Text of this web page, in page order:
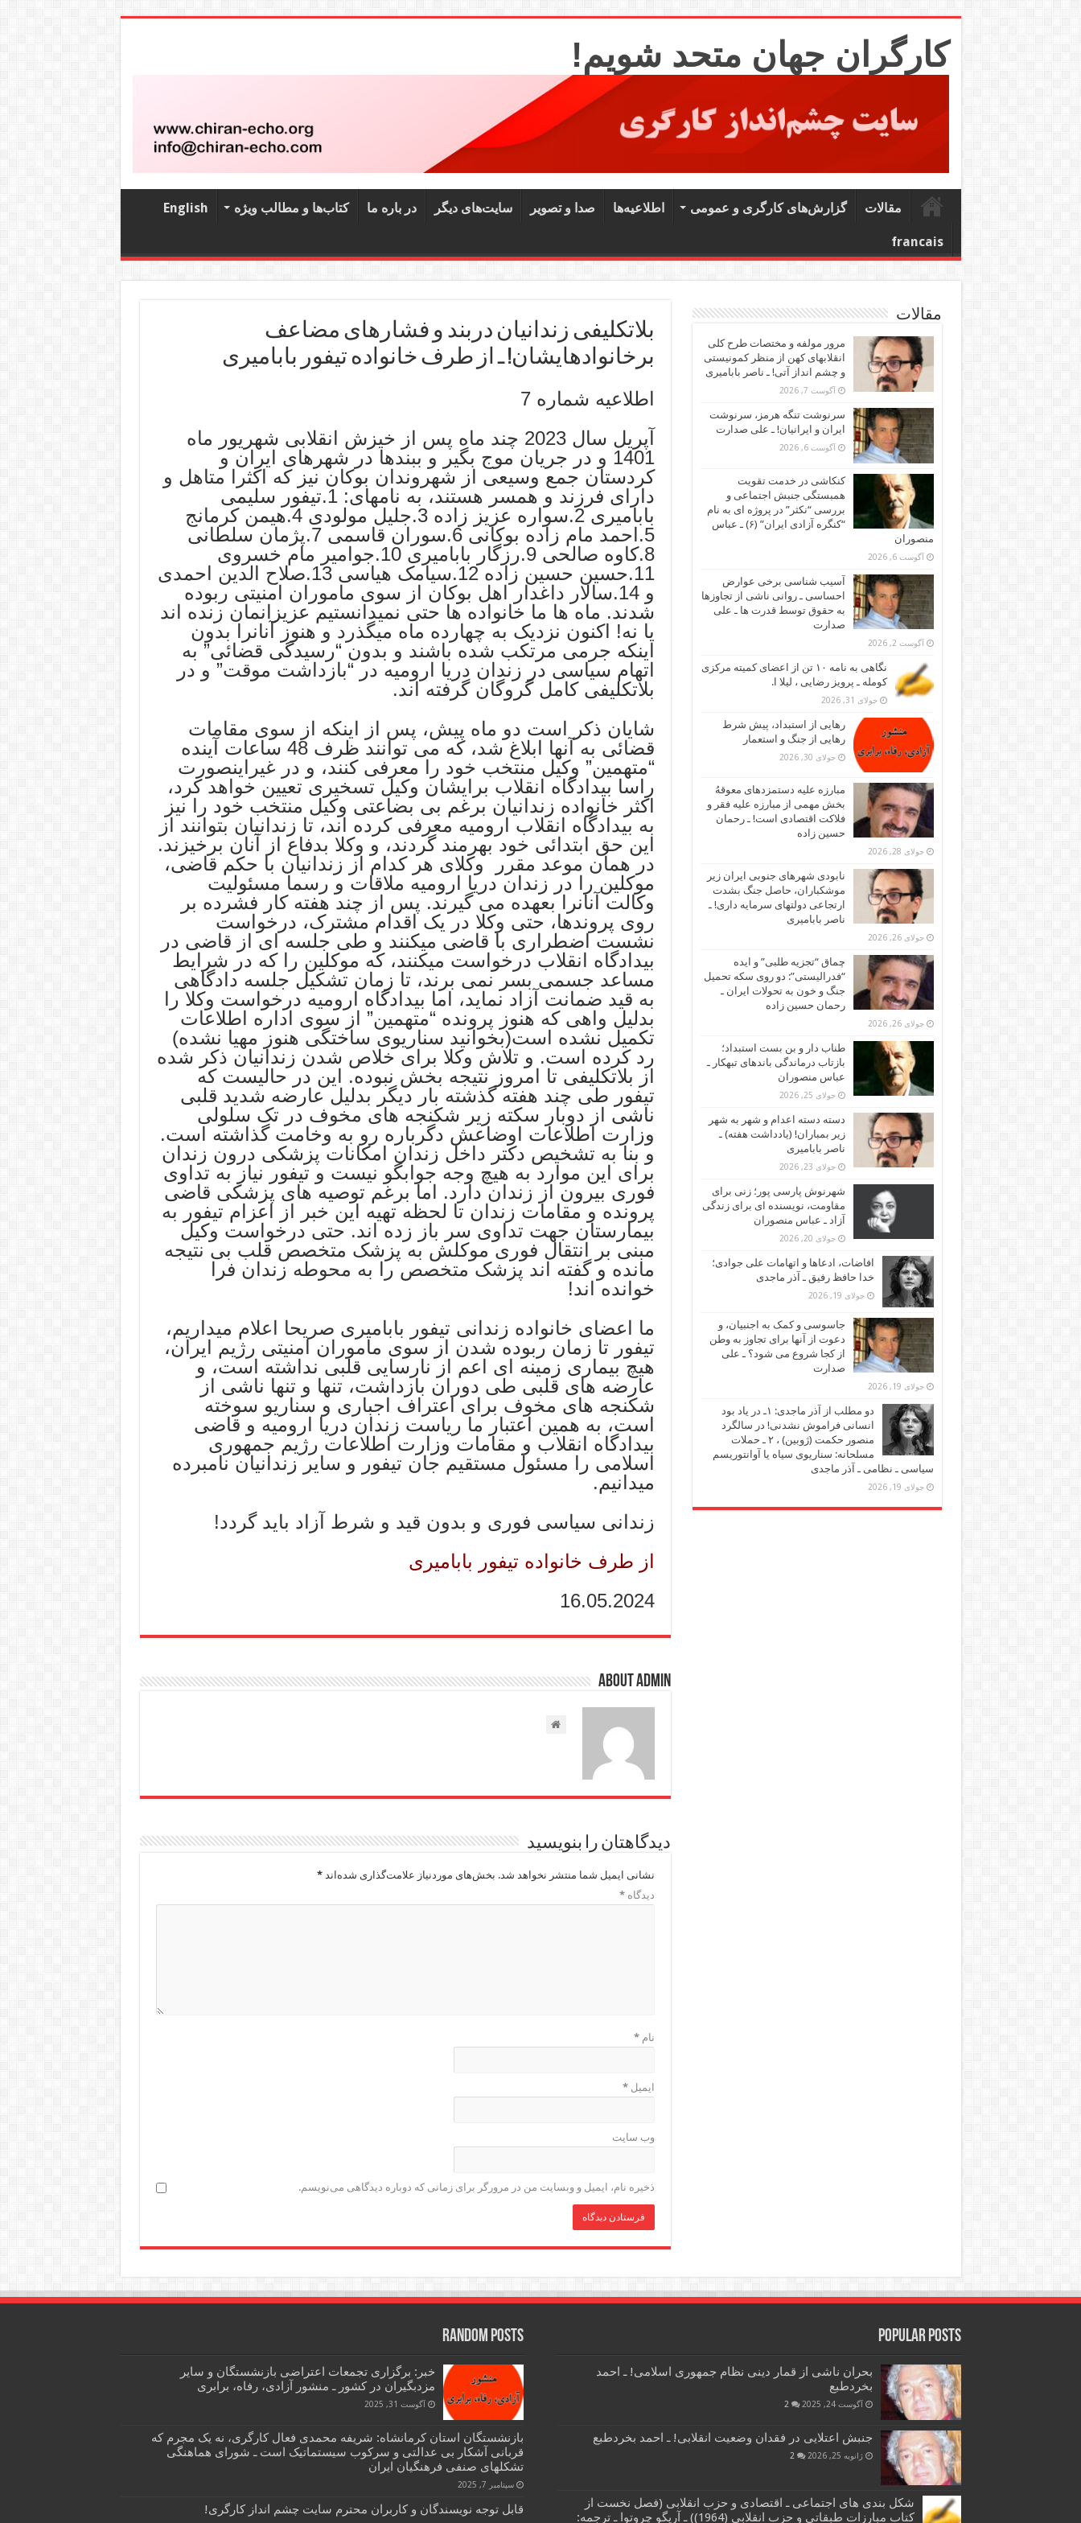
کارگران جهان متحد شویم!
مقالات گزارش‌های کارگری و عمومی اطلاعیه‌ها صدا و تصویر سایت‌های دیگر در باره ما کتاب‌‌ها و مطالب ویژه English
francais
بلاتکلیفی زندانیان دربند و فشارهای مضاعف
برخانوادهایشان! ـ از طرف خانواده تیفور بابامیری
اطلاعیه شماره 7
آپریل سال 2023 چند ماه پس از خیزش انقلابی شهریور ماه
1401 و در جریان موج بگیر و ببندها در شهرهای ایران و
کردستان جمع وسیعی از شهروندان بوکان نیز که اکثرا متاهل و
دارای فرزند و همسر هستند، به نامهای: 1.تیفور سلیمی
بابامیری 2.سواره عزیز زاده 3.جلیل مولودی 4.هیمن کرمانج
5.احمد مام زاده بوکانی 6.سوران قاسمی 7.پژمان سلطانی
8.کاوه صالحی 9.رزگار بابامیری 10.جوامیر مام خسروی
11.حسین حسین زاده 12.سیامک هیاسی 13.صلاح الدین احمدی
و 14.سالار داغدار اهل بوکان از سوی ماموران امنیتی ربوده
شدند. ماه ها ما خانواده ها حتی نمیدانستیم عزیزانمان زنده اند
یا نه! اکنون نزدیک به چهارده ماه میگذرد و هنوز آنانرا بدون
اینکه جرمی مرتکب شده باشند و بدون “رسیدگی قضائی” به
اتهام سیاسی در زندان دریا ارومیه در “بازداشت موقت” و در
بلاتکلیفی کامل گروگان گرفته اند.
شایان ذکر است دو ماه پیش، پس از اینکه از سوی مقامات
قضائی به آنها ابلاغ شد، که می توانند ظرف 48 ساعات آینده
“متهمین” وکیل منتخب خود را معرفی کنند، و در غیراینصورت
راسا بیدادگاه انقلاب برایشان وکیل تسخیری تعیین خواهد کرد،
اکثر خانواده زندانیان برغم بی بضاعتی وکیل منتخب خود را نیز
به بیدادگاه انقلاب ارومیه معرفی کرده اند، تا زندانیان بتوانند از
این حق ابتدائی خود بهرمند گردند، و وکلا بدفاع از آنان برخیزند.
در همان موعد مقرر وکلای هر کدام از زندانیان با حکم قاضی،
موکلین را در زندان دریا ارومیه ملاقات و رسما مسئولیت
وکالت آنانرا بعهده می گیرند. پس از چند هفته کار فشرده بر
روی پروندها، حتی وکلا در یک اقدام مشترک، درخواست
نشست اضطراری با قاضی میکنند و طی جلسه ای از قاضی در
بیدادگاه انقلاب درخواست میکنند، که موکلین را که در شرایط
مساعد جسمی بسر نمی برند، تا زمان تشکیل جلسه دادگاهی
به قید ضمانت آزاد نماید، اما بیدادگاه ارومیه درخواست وکلا را
بدلیل واهی که هنوز پرونده “متهمین” از سوی اداره اطلاعات
تکمیل نشده است(بخوانید سناریوی ساختگی هنوز مهیا نشده)
رد کرده است. و تلاش وکلا برای خلاص شدن زندانیان ذکر شده
از بلاتکلیفی تا امروز نتیجه بخش نبوده. این در حالیست که
تیفور طی چند هفته گذشته بار دیگر بدلیل عارضه شدید قلبی
ناشی از دوبار سکته زیر شکنجه های مخوف در تک سلولی
وزارت اطلاعات اوضاعش دگرباره رو به وخامت گذاشته است.
و بنا به تشخیص دکتر داخل زندان امکانات پزشکی درون زندان
برای این موارد به هیچ وجه جوابگو نیست و تیفور نیاز به تداوی
فوری بیرون از زندان دارد. اما برغم توصیه های پزشکی قاضی
پرونده و مقامات زندان تا لحظه تهیه این خبر از اعزام تیفور به
بیمارستان جهت تداوی سر باز زده اند. حتی درخواست وکیل
مبنی بر انتقال فوری موکلش به پزشک متخصص قلب بی نتیجه
مانده و گفته اند پزشک متخصص را به محوطه زندان فرا
خوانده اند!
ما اعضای خانواده زندانی تیفور بابامیری صریحا اعلام میداریم،
تیفور تا زمان ربوده شدن از سوی ماموران امنیتی رژیم ایران،
هیچ بیماری زمینه ای اعم از نارسایی قلبی نداشته است، و
عارضه های قلبی طی دوران بازداشت، تنها و تنها ناشی از
شکنجه های مخوف برای اعتراف اجباری و سناریو سوخته
است، به همین اعتبار ما ریاست زندان دریا ارومیه و قاضی
بیدادگاه انقلاب و مقامات وزارت اطلاعات رژیم جمهوری
اسلامی را مسئول مستقیم جان تیفور و سایر زندانیان نامبرده
میدانیم.
زندانی سیاسی فوری و بدون قید و شرط آزاد باید گردد!
از طرف خانواده تیفور بابامیری
16.05.2024
About admin
دیدگاهتان را بنویسید
نشانی ایمیل شما منتشر نخواهد شد. بخش‌های موردنیاز علامت‌گذاری شده‌اند*
دیدگاه*
نام*
ایمیل*
وب‌ سایت
ذخیره نام، ایمیل و وبسایت من در مرورگر برای زمانی که دوباره دیدگاهی می‌نویسم.
مقالات
مرور مولفه و مختصات طرح کلی
انقلابهای کهن از منظر کمونیستی
و چشم انداز آتی! ـ ناصر بابامیری
آگوست 7, 2026
سرنوشت تنگه هرمز، سرنوشت
ایران و ایرانیان! ـ علی صدارت
آگوست 6, 2026
کنکاشی در خدمت تقویت
همبستگی جنبش اجتماعی و
بررسی “نکثر” در پروژه ای به نام
“کنگره آزادی ایران” (۶) ـ عباس
منصوران
آگوست 6, 2026
آسیب شناسی برخی عوارض
احساسی ـ روانی ناشی از تجاوزها
به حقوق توسط قدرت ها ـ علی
صدارت
آگوست 2, 2026
نگاهی به نامه ۱۰ تن از اعضای کمیته مرکزی
کومله ـ پرویز رضایی ، لیلا ا.
جولای 31, 2026
رهایی از استبداد، پیش شرط
رهایی از جنگ و استعمار
جولای 30, 2026
مبارزه علیه دستمزدهای معوقهُ
بخش مهمی از مبارزه علیه فقر و
فلاکت اقتصادی است! ـ رحمان
حسین زاده
جولای 28, 2026
نابودی شهرهای جنوبی ایران زیر
موشکباران، حاصل جنگ بشدت
ارتجاعی دولتهای سرمایه داری! ـ
ناصر بابامیری
جولای 26, 2026
چماق “تجزیه طلبی” و ایده
“فدرالیستی”: دو روی سکه تحمیل
جنگ و خون به تحولات ایران ـ
رحمان حسین زاده
جولای 26, 2026
طناب دار و بن بست استبداد؛
بازتاب درماندگی باندهای تبهکار ـ
عباس منصوران
جولای 25, 2026
دسته دسته اعدام و شهر به شهر
زیر بمباران! (یادداشت هفته) ـ
ناصر بابامیری
جولای 23, 2026
شهرنوش پارسی پور؛ زنی برای
مقاومت، نویسنده ای برای زندگی
آزاد ـ عباس منصوران
جولای 20, 2026
افاضات، ادعاها و اتهامات علی جوادی؛
خدا حافظ رفیق ـ آذر ماجدی
جولای 19, 2026
جاسوسی و کمک به اجنبیان، و
دعوت از آنها برای تجاوز به وطن
از کجا شروع می شود؟ ـ علی
صدارت
جولای 19, 2026
دو مطلب از آذر ماجدی: ۱ـ در یاد بود
انسانی فراموش نشدنی! در سالگرد
منصور حکمت (ژوبین) ، ۲ ـ حملات
مسلحانه: سناریوی سیاه یا آوانتوریسم
سیاسی ـ نظامی ـ آذر ماجدی
جولای 19, 2026
Popular Posts
بحران ناشی از قمار دینی نظام جمهوری اسلامی! ـ احمد
بخردطبع
آگوست 24, 2025 2
جنبش اعتلایی در فقدان وضعیت انقلابی! ـ احمد بخردطبع
ژانویه 25, 2026 2
شکل بندی های اجتماعی ـ اقتصادی و حزب انقلابی (فصل نخست از
کتاب مبارزات طبقاتی و حزب انقلابی (1964)) ـ آریگو چروتوا ـ ترجمه:
Random Posts
خبر: برگزاری تجمعات اعتراضی بازنشستگان و سایر
مزدبگیران در کشور ـ منشور آزادی، رفاه، برابری
آگوست 31, 2025
بازنشستگان استان کرمانشاه: شریفه محمدی فعال کارگری، نه یک مجرم که
قربانی آشکار بی عدالتی و سرکوب سیستماتیک است ـ شورای هماهنگی
تشکلهای صنفی فرهنگیان ایران
سپتامبر 7, 2025
قابل توجه نویسندگان و کاربران محترم سایت چشم انداز کارگری!